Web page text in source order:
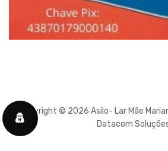
Copyright © 2026 Asilo- Lar Mãe
Datacom